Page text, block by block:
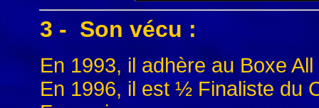
3 - Son vécu :
En 1993, il adhère au Boxe
En 1996, il est ½ Finaliste du